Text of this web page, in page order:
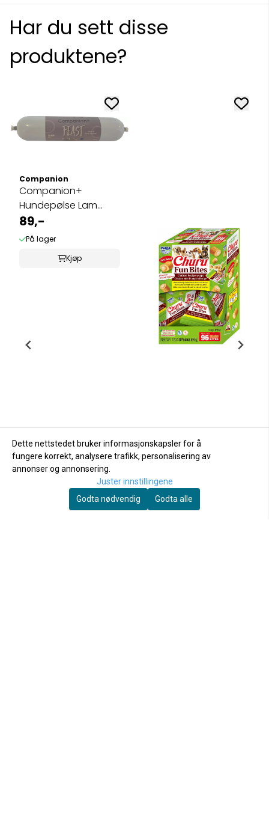
Har du sett disse
produktene?
Companion
Companion+
Hundepølse Lam
350g
89,-
På lager
Kjøp
Churu
Churu Dog Fun Bites
Dette nettstedet bruker informasjonskapsler for å
fungere korrekt, analysere trafikk, personalisering av
annonser og annonsering.
Juster innstillingene
Godta nødvendig
Godta alle